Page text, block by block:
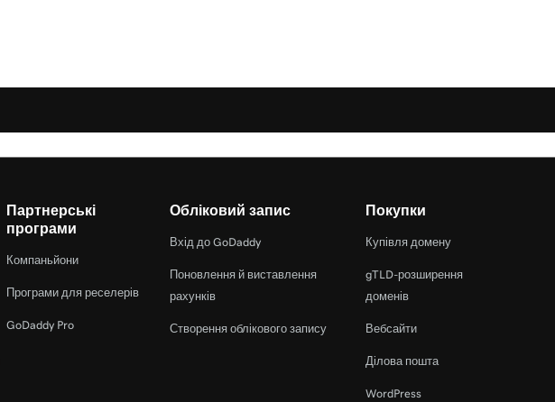
Партнерські
програми
Компаньйони
Програми для реселерів
GoDaddy Pro
Обліковий запис
Вхід до GoDaddy
Поновлення й виставлення
рахунків
Створення облікового запису
Покупки
Купівля домену
gTLD-розширення
доменів
Вебсайти
Ділова пошта
WordPress